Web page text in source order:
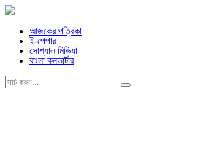
আজকের পত্রিকা
ই-পেপার
সোশ্যাল মিডিয়া
বাংলা কনভার্টার